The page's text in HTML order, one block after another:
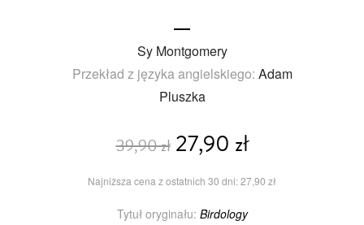
Sy Montgomery
Przekład z języka angielskiego: Adam
Pluszka
39,90 zł27,90 zł
Najniższa cena z ostatnich 30 dni: 27,90 zł
Tytuł oryginału: Birdology